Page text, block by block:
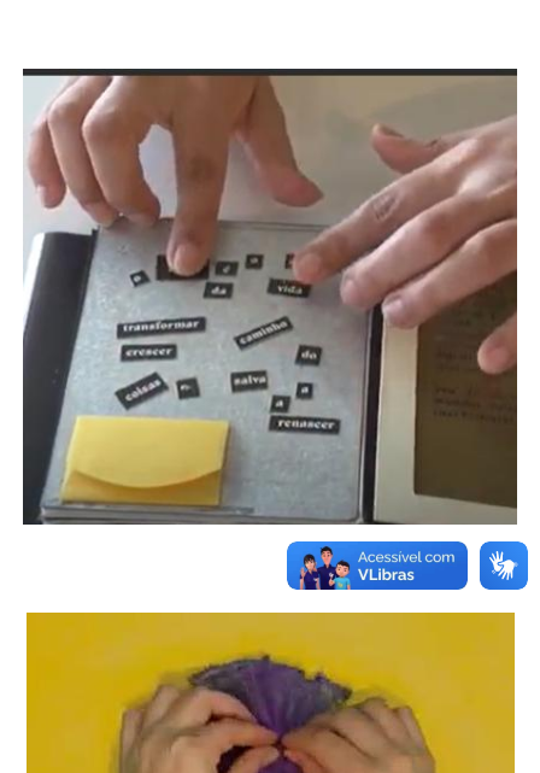
Secretaria de Governo
Gabinete de Segurança Institucional
Advocacia-Geral da União
Banco Central do Brasil